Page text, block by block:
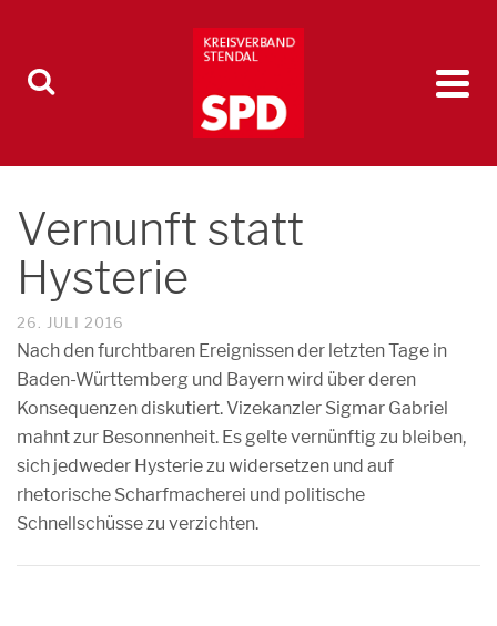
Vernunft statt
Hysterie
26. JULI 2016
Nach den furchtbaren Ereignissen der letzten Tage in
Baden-Württemberg und Bayern wird über deren
Konsequenzen diskutiert. Vizekanzler Sigmar Gabriel
mahnt zur Besonnenheit. Es gelte vernünftig zu bleiben,
sich jedweder Hysterie zu widersetzen und auf
rhetorische Scharfmacherei und politische
Schnellschüsse zu verzichten.